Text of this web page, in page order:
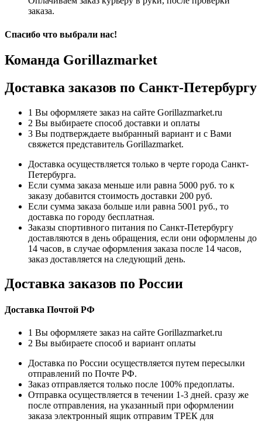
заказа.
Спасибо что выбрали нас!
Команда Gorillazmarket
Доставка заказов по Санкт-Петербургу
1 Вы оформляете заказ на сайте Gorillazmarket.ru
2 Вы выбираете способ доставки и оплаты
3 Вы подтверждаете выбранный вариант и с Вами
свяжется представитель Gorillazmarket.
Доставка осуществляется только в черте города Санкт-
Петербурга.
Если сумма заказа меньше или равна 5000 руб. то к
заказу добавится стоимость доставки 200 руб.
Если сумма заказа больше или равна 5001 руб., то
доставка по городу бесплатная.
Заказы спортивного питания по Санкт-Петербургу
доставляются в день обращения, если они оформлены до
14 часов, в случае оформления заказа после 14 часов,
заказ доставляется на следующий день.
Доставка заказов по России
Доставка Почтой РФ
1 Вы оформляете заказ на сайте Gorillazmarket.ru
2 Вы выбираете способ и вариант оплаты
Доставка по России осуществляется путем пересылки
отправлений по Почте РФ.
Заказ отправляется только после 100% предоплаты.
Отправка осуществляется в течении 1-3 дней. сразу же
после отправления, на указанный при оформлении
заказа электронный ящик отправим ТРЕК для